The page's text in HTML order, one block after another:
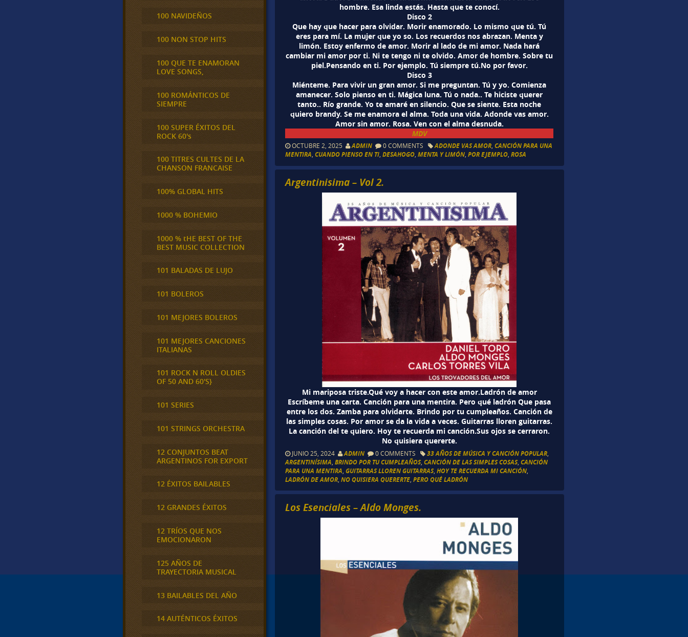
hombre. Esa linda estás. Hasta que te conocí.
Disco 2
Que hay que hacer para olvidar. Morir enamorado. Lo mismo que tú. Tú
eres para mí. La mujer que yo so. Los recuerdos nos abrazan. Menta y
limón. Estoy enfermo de amor. Morir al lado de mi amor. Nada hará
cambiar mi amor por ti. Ni te tengo ni te olvido. Amor de hombre. Sobre tu
piel.Pensando en ti. Por ejemplo. Tú siempre tú.No por favor.
Disco 3
Miénteme. Para vivir un gran amor. Si me preguntan. Tú y yo. Comienza
amanecer. Solo pienso en ti. Mágica luna. Tú o nada.. Te hiciste querer
tanto.. Río grande. Yo te amaré en silencio. Que se siente. Esta noche
quiero brandy. Se me enamora el alma. Toda una vida. Adonde vas amor.
Amor sin amor. Rosa. Ven con el alma desnuda.
MDV
OCTUBRE 2, 2025 ADMIN 0 COMMENTS ADONDE VAS AMOR,CANCIÓN PARA UNA
MENTIRA,CUANDO PIENSO EN TI,DESAHOGO,MENTA Y LIMÓN,POR EJEMPLO,ROSA
Argentinisima – Vol 2.
Mi mariposa triste.Qué voy a hacer con este amor.Ladrón de amor
Escríbeme una carta. Canción para una mentira. Pero qué ladrón Que pasa
entre los dos. Zamba para olvidarte. Brindo por tu cumpleaños. Canción de
las simples cosas. Por amor se da la vida a veces. Guitarras lloren guitarras.
La canción del te quiero. Hoy te recuerda mi canción.Sus ojos se cerraron.
No quisiera quererte.
JUNIO 25, 2024 ADMIN 0 COMMENTS 33 AÑOS DE MÚSICA Y CANCIÓN POPULAR
ARGENTINÍSIMA ,BRINDO POR TU CUMPLEAÑOS,CANCIÓN DE LAS SIMPLES COSAS,CANCIÓN
PARA UNA MENTIRA ,GUITARRAS LLOREN GUITARRAS,HOY TE RECUERDA MI CANCIÓN
LADRÓN DE AMOR ,NO QUISIERA QUERERTE ,PERO QUÉ LADRÓN
Los Esenciales – Aldo Monges.
100 NAVIDEÑOS
100 NON STOP HITS
100 QUE TE ENAMORAN
LOVE SONGS,
100 ROMÁNTICOS DE
SIEMPRE
100 SUPER ÉXITOS DEL
ROCK 60's
100 TITRES CULTES DE LA
CHANSON FRANCAISE
100% GLOBAL HITS
1000 % BOHEMIO
1000 % tHE BEST OF THE
BEST MUSIC COLLECTION
101 BALADAS DE LUJO
101 BOLEROS
101 MEJORES BOLEROS
101 MEJORES CANCIONES
ITALIANAS
101 ROCK N ROLL OLDIES
OF 50 AND 60'S}
101 SERIES
101 STRINGS ORCHESTRA
12 CONJUNTOS BEAT
ARGENTINOS FOR EXPORT
12 ÉXITOS BAILABLES
12 GRANDES ÉXITOS
12 TRÍOS QUE NOS
EMOCIONARON
125 AÑOS DE
TRAYECTORIA MUSICAL
13 BAILABLES DEL AÑO
14 AUTÉNTICOS ÉXITOS